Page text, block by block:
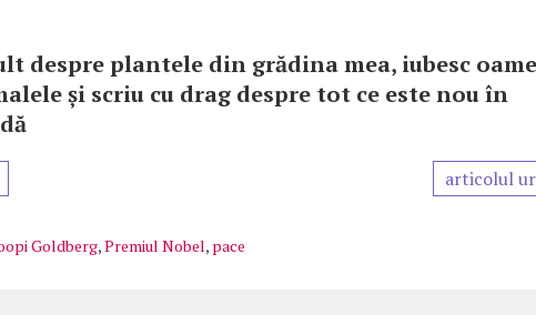
despre plantele din grădina mea, iubesc
și scriu cu drag despre tot ce este nou în
articolul
Goldberg,Premiul Nobel, pace